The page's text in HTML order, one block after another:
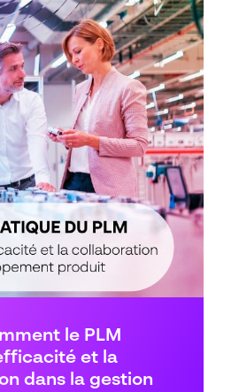
le PLM
et la
dans la gestion